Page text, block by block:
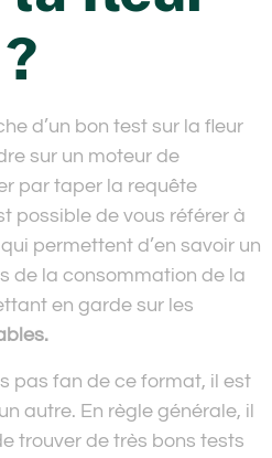
d’un bon test sur la fleur
sur un moteur de
par taper la requête
possible de vous référer à
permettent d’en savoir un
de la consommation de la
en garde sur les
pas fan de ce format, il est
autre. En règle générale, il
trouver de très bons tests